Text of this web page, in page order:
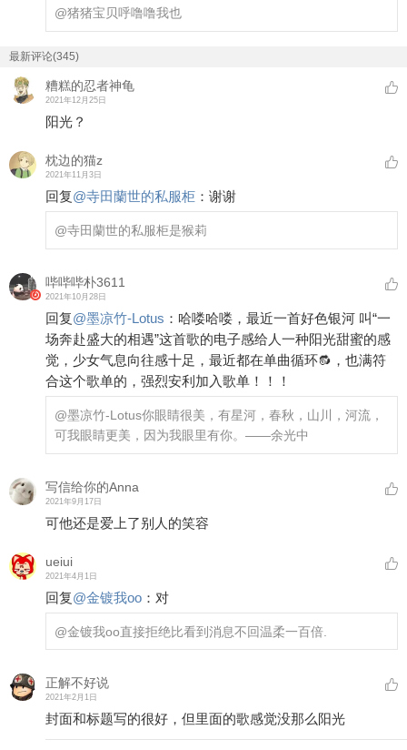
@猪猪宝贝呼噜噜我也
最新评论(345)
糟糕的忍者神龟
2021年12月25日
阳光？
枕边的猫z
2021年11月3日
回复@寺田蘭世的私服柜 ： 谢谢
@寺田蘭世的私服柜是猴莉
哔哔哔朴3611
2021年10月28日
回复@墨凉竹-Lotus ： 哈喽哈喽，最近一首好色银河 叫“一
场奔赴盛大的相遇”这首歌的电子感给人一种阳光甜蜜的感
觉，少女气息向往感十足，最近都在单曲循环🔂，也满符
合这个歌单的，强烈安利加入歌单！！！
@墨凉竹-Lotus你眼睛很美，有星河，春秋，山川，河流，
可我眼睛更美，因为我眼里有你。——余光中
写信给你的Anna
2021年9月17日
可他还是爱上了别人的笑容
ueiui
2021年4月1日
回复@金镀我oo ： 对
@金镀我oo直接拒绝比看到消息不回温柔一百倍.
正解不好说
2021年2月1日
封面和标题写的很好，但里面的歌感觉没那么阳光